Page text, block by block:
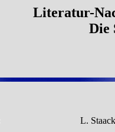
Literatur-
Die
L.